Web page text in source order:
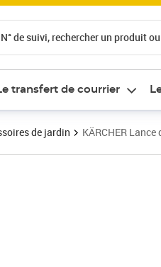
N° de suivi, rechercher un produit
transfert de courrier
de jardin KÄRCHER